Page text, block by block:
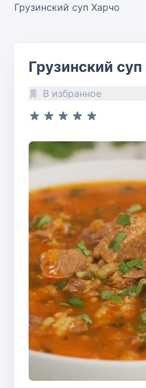
Грузинский суп Харчо
Грузинский
В избранное